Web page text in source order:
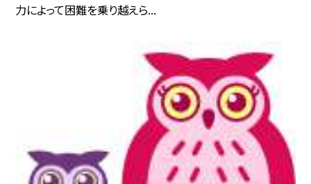
力によって困難を乗り越えら...